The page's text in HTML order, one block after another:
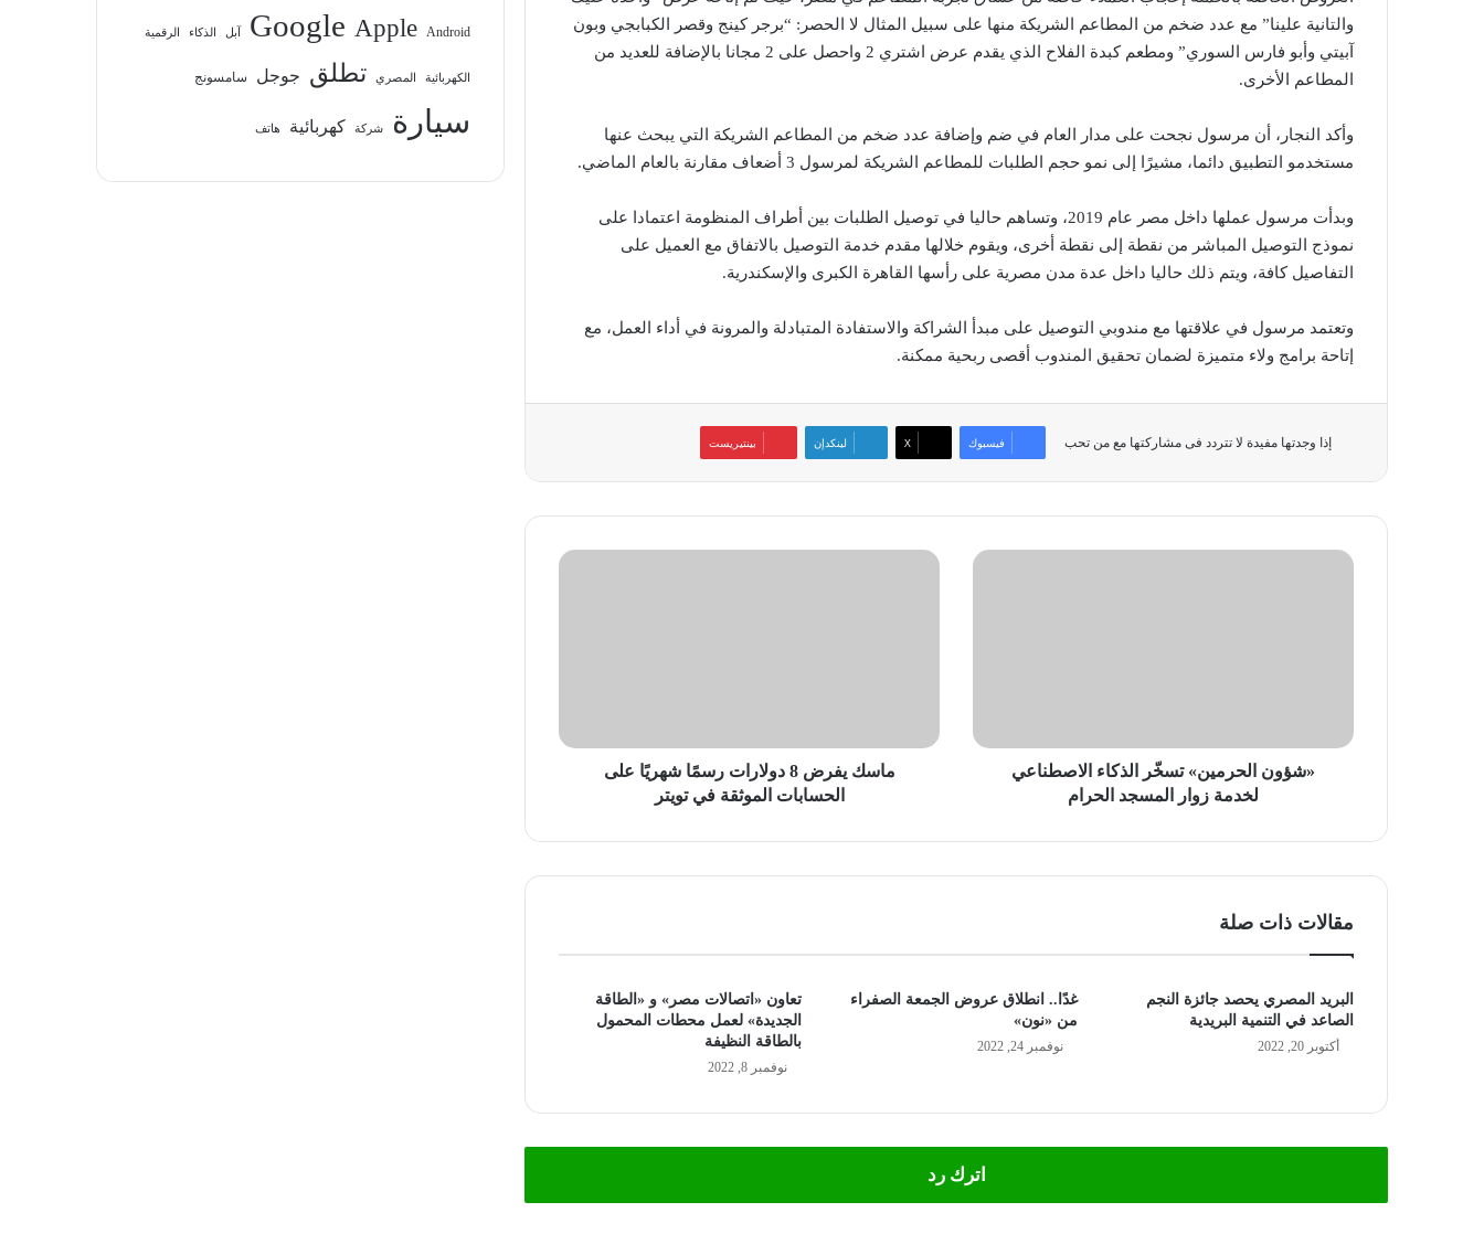
والتانية علينا” مع عدد ضخم من المطاعم الشريكة منها على سبيل المثال لا الحصر: “برجر كينج وقصر الكبابجي وبون
آبيتي وأبو فارس السوري” ومطعم كبدة الفلاح الذي يقدم عرض اشتري 2 واحصل على 2 مجانا بالإضافة للعديد من
المطاعم الأخرى.
وأكد النجار، أن مرسول نجحت على مدار العام في ضم وإضافة عدد ضخم من المطاعم الشريكة التي يبحث عنها
مستخدمو التطبيق دائما، مشيرًا إلى نمو حجم الطلبات للمطاعم الشريكة لمرسول 3 أضعاف مقارنة بالعام الماضي.
وبدأت مرسول عملها داخل مصر عام 2019، وتساهم حاليا في توصيل الطلبات بين أطراف المنظومة اعتمادا على
نموذج التوصيل المباشر من نقطة إلى نقطة أخرى، ويقوم خلالها مقدم خدمة التوصيل بالاتفاق مع العميل على
التفاصيل كافة، ويتم ذلك حاليا داخل عدة مدن مصرية على رأسها القاهرة الكبرى والإسكندرية.
وتعتمد مرسول في علاقتها مع مندوبي التوصيل على مبدأ الشراكة والاستفادة المتبادلة والمرونة في أداء العمل، مع
إتاحة برامج ولاء متميزة لضمان تحقيق المندوب أقصى ربحية ممكنة.
إذا وجدتها مفيدة لا تتردد فى مشاركتها مع من تحب فيسبوك ‫X لينكدإن بينتيريست
«شؤون
الحرام
«شؤون الحرمين» تسخّر الذكاء الاصطناعي
لخدمة زوار المسجد الحرام
ماسك
الموثقة
ماسك يفرض 8 دولارات رسمًا شهريًا على
الحسابات الموثقة في تويتر
مقالات ذات صلة
البريد المصري يحصد جائزة النجم
الصاعد في التنمية البريدية
أكتوبر 20, 2022
غدًا.. انطلاق عروض الجمعة الصفراء
من «نون»
نوفمبر 24, 2022
تعاون «اتصالات مصر» و «الطاقة
الجديدة» لعمل محطات المحمول
بالطاقة النظيفة
نوفمبر 8, 2022
اترك رد
Android
Apple
Google آبل الذكاء الرقمية
الكهربائية المصري تطلق جوجل سامسونج
سيارة شركة كهربائية هاتف